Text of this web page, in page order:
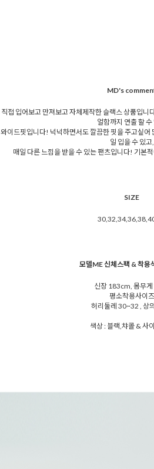
MD's
직접 입어보고 만져보고 자체제작한 슬랙스 상품입
얼함까지 연출 할 수
와이드핏입니다! 넉넉하면서도 깔끔한 핏을 주고싶어
일 입을 수 있고,
매일 다른 느낌을 받을 수 있는 팬츠입니다! 기본
SIZE
모델ME 신체스팩 & 착용
신장 183cm, 몸무
평소착용사이즈
허리둘레 30~32 , 상
색상 : 블랙,챠콜 & 사